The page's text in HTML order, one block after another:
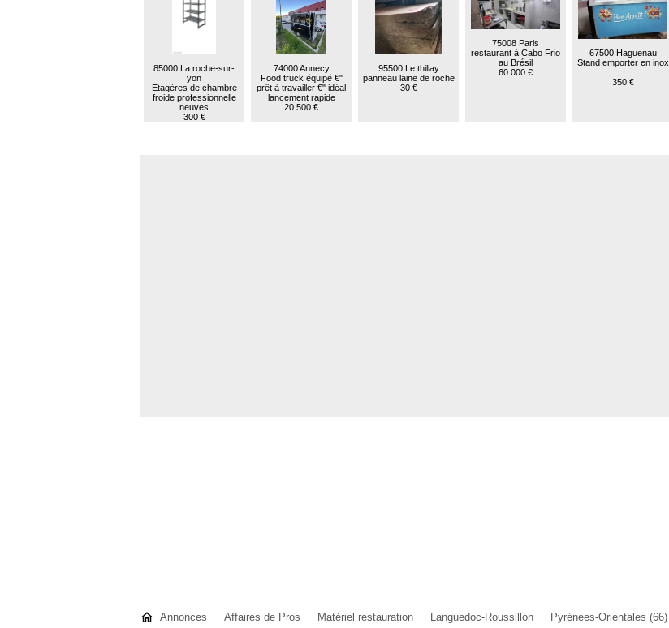
85000 La roche-sur-
yon
Etagères de chambre
froide professionnelle
neuves
300 €
74000 Annecy
Food truck équipé €"
prêt à travailler €" idéal
lancement rapide
20 500 €
95500 Le thillay
panneau laine de roche
30 €
75008 Paris
restaurant à Cabo Frio
au Brésil
60 000 €
67500 Haguenau
Stand emporter en inox
350 €
Annonces Affaires de Pros Matériel restauration Languedoc-Roussillon Pyrénées-Orientales (66)